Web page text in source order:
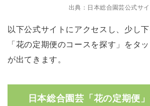
出典：日本総合園芸公式サイ
以下公式サイトにアクセスし、少し
「花の定期便のコースを探す」をタ
が出てきます。
日本総合園芸「花の定期便